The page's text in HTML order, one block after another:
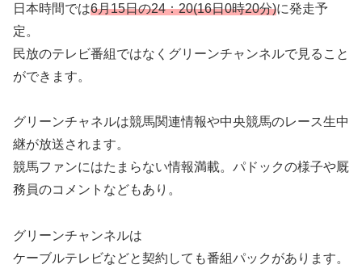
日本時間では6月15日の24：20(16日0時20分)に発走予
定。
民放のテレビ番組ではなくグリーンチャンネルで見ること
ができます。
グリーンチャネルは競馬関連情報や中央競馬のレース生中
継が放送されます。
競馬ファンにはたまらない情報満載。パドックの様子や厩
務員のコメントなどもあり。
グリーンチャンネルは
ケーブルテレビなどと契約しても番組パックがあります。